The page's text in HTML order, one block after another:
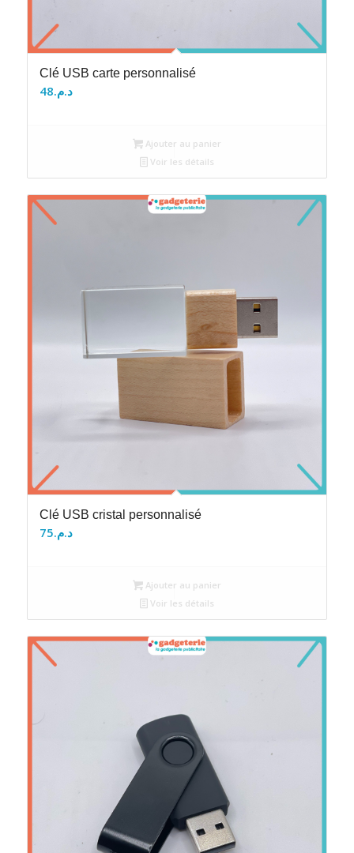
Clé USB carte personnalisé
د.م.48
Ajouter au panier
Voir les détails
Clé USB cristal personnalisé
د.م.75
Ajouter au panier
Voir les détails